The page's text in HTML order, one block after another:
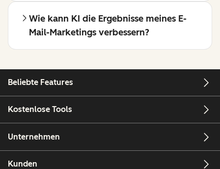
Wie kann KI die Ergebnisse meines E-
Mail-Marketings verbessern?
Beliebte Features
Kostenlose Tools
Unternehmen
Kunden